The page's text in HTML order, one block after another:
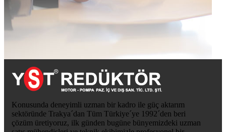
Konusunda deneyimli uzman bir kadro ile güç aktarım
sektöründe Trakya´dan Tüm Türkiye´ye 1992´den beri
çözüm üretiyoruz, ilk günden bugüne bünyemizdeki uzman